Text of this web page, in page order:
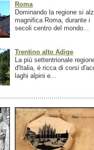
Roma
Dominando la regione si
magnifica Roma, durante i
secoli centro del mondo...
Trentino alto Adige
La più settentrionale
d'Italia, é ricca di corsi
laghi alpini e...